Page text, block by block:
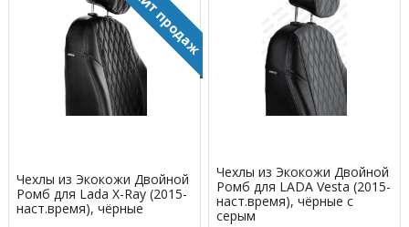
Чехлы из Экокожи Двойной
Ромб для Lada X-Ray (2015-
наст.время), чёрные
Чехлы из Экокожи Двойной
Ромб для LADA Vesta (2015-
наст.время), чёрные с
серым